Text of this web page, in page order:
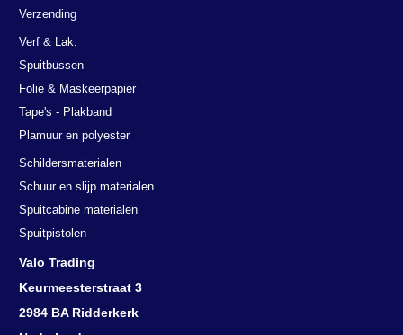
Verzending
Verf & Lak.
Spuitbussen
Folie & Maskeerpapier
Tape's - Plakband
Plamuur en polyester
Schildersmaterialen
Schuur en slijp materialen
Spuitcabine materialen
Spuitpistolen
Valo Trading
Keurmeesterstraat 3
2984 BA Ridderkerk